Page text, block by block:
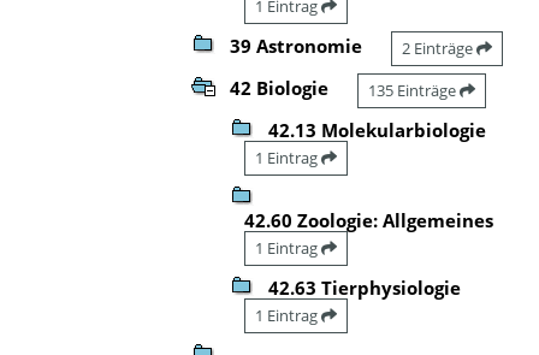
1 Eintrag
39 Astronomie 2 Einträge
42 Biologie 135 Einträge
42.13 Molekularbiologie
1 Eintrag
42.60 Zoologie: Allgemeines
1 Eintrag
42.63 Tierphysiologie
1 Eintrag